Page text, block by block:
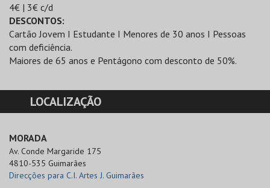
4€ | 3€ c/d
DESCONTOS:
Cartão Jovem I Estudante I Menores de 30 anos I Pessoas
com deficiência.
Maiores de 65 anos e Pentágono com desconto de 50%.
LOCALIZAÇÃO
MORADA
Av. Conde Margaride 175
4810-535 Guimarães
Direcções para C.I. Artes J. Guimarães